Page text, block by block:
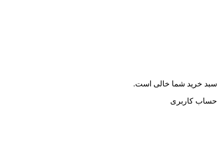
سبد خرید شما خالی است.
حساب کاربری